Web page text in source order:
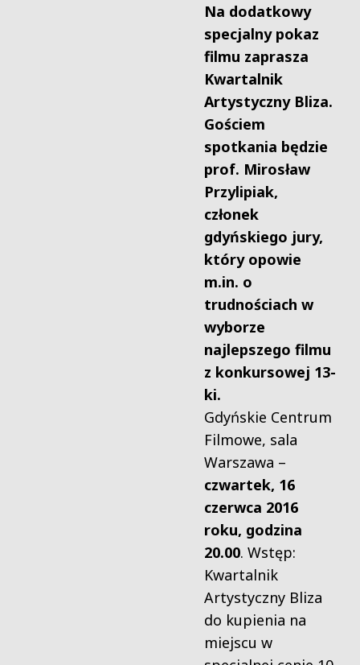
Na dodatkowy
specjalny pokaz
filmu zaprasza
Kwartalnik
Artystyczny Bliza.
Gościem
spotkania będzie
prof. Mirosław
Przylipiak,
członek
gdyńskiego jury,
który opowie
m.in. o
trudnościach w
wyborze
najlepszego filmu
z konkursowej 13-
ki.
Gdyńskie Centrum
Filmowe, sala
Warszawa –
czwartek, 16
czerwca 2016
roku, godzina
20.00. Wstęp:
Kwartalnik
Artystyczny Bliza
do kupienia na
miejscu w